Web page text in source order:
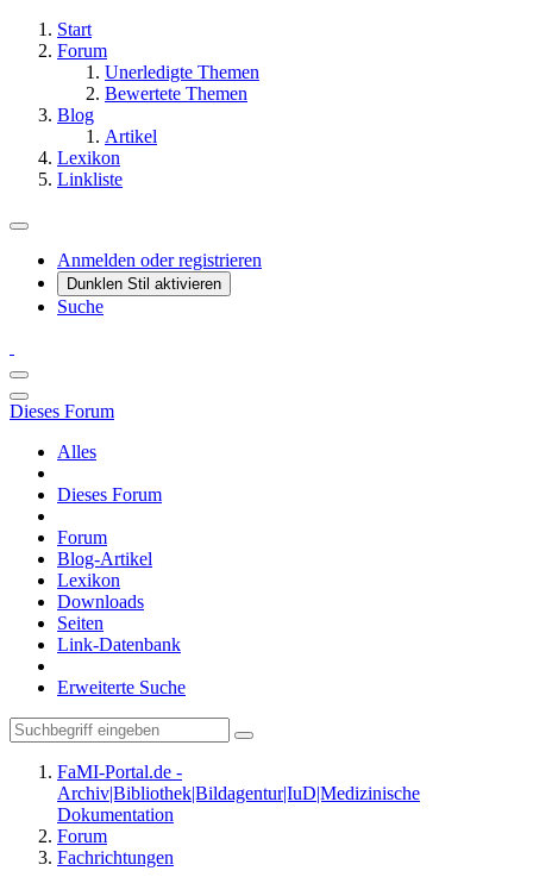
Start
Forum
Unerledigte Themen
Bewertete Themen
Blog
Artikel
Lexikon
Linkliste
Anmelden oder registrieren
Dunklen Stil aktivieren
Suche
Dieses Forum
Alles
Dieses Forum
Forum
Blog-Artikel
Lexikon
Downloads
Seiten
Link-Datenbank
Erweiterte Suche
FaMI-Portal.de -
Archiv|Bibliothek|Bildagentur|IuD|Medizinische
Dokumentation
Forum
Fachrichtungen